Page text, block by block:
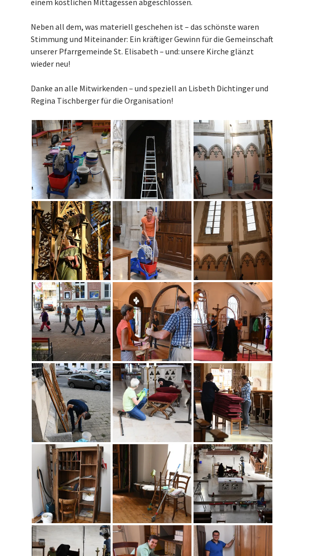
einem köstlichen Mittagessen abgeschlossen.
Neben all dem, was materiell geschehen ist – das schönste waren
Stimmung und Miteinander: Ein kräftiger Gewinn für die Gemeinschaft
unserer Pfarrgemeinde St. Elisabeth – und: unsere Kirche glänzt
wieder neu!
Danke an alle Mitwirkenden – und speziell an Lisbeth Dichtinger und
Regina Tischberger für die Organisation!